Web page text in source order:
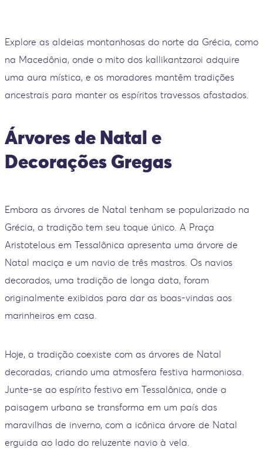
Explore as aldeias montanhosas do norte da Grécia, como
na Macedônia, onde o mito dos kallikantzaroi adquire
uma aura mística, e os moradores mantêm tradições
ancestrais para manter os espíritos travessos afastados.
Árvores de Natal e
Decorações Gregas
Embora as árvores de Natal tenham se popularizado na
Grécia, a tradição tem seu toque único. A Praça
Aristotelous em Tessalônica apresenta uma árvore de
Natal maciça e um navio de três mastros. Os navios
decorados, uma tradição de longa data, foram
originalmente exibidos para dar as boas-vindas aos
marinheiros em casa.
Hoje, a tradição coexiste com as árvores de Natal
decoradas, criando uma atmosfera festiva harmoniosa.
Junte-se ao espírito festivo em Tessalônica, onde a
paisagem urbana se transforma em um país das
maravilhas de inverno, com a icônica árvore de Natal
erguida ao lado do reluzente navio à vela.